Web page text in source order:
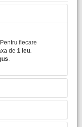
fiecare
de 1 leu.
.